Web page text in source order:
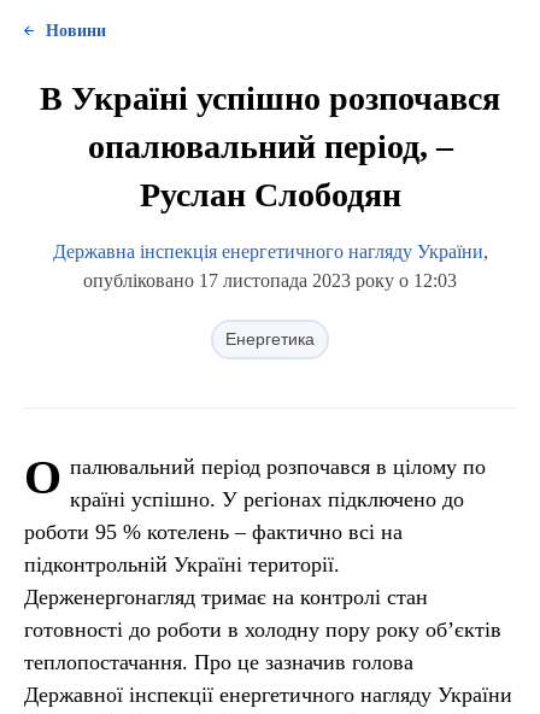
Новини
В Україні успішно розпочався
опалювальний період, –
Руслан Слободян
Державна інспекція енергетичного нагляду Укрaїни,
опубліковано 17 листопада 2023 року о 12:03
Енергетика
О палювальний період розпочався в цілому по
країні успішно. У регіонах підключено до
роботи 95 % котелень – фактично всі на
підконтрольній Україні території.
Держенергонагляд тримає на контролі стан
готовності до роботи в холодну пору року об’єктів
теплопостачання. Про це зазначив голова
Державної інспекції енергетичного нагляду України